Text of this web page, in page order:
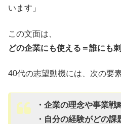
います」
この文面は、
どの企業にも使える＝誰にも
40代の志望動機には、次の要
・企業の理念や事業戦
・自分の経験がどの